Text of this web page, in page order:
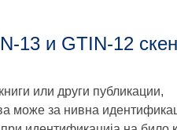
13 и GTIN-12
или други публикации,
може за нивна